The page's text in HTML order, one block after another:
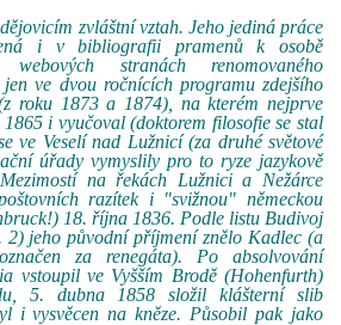
zvláštní vztah. Jeho jediná práce
i v bibliografii pramenů k osobě
stranách renomovaného
jen ve dvou ročnících programu zdejšího
roku 1873 a 1874), na kterém nejprve
i vyučoval (doktorem filosofie se stal
ve Veselí nad Lužnicí (za druhé světové
úřady vymyslily pro to ryze jazykově
Mezimostí na řekách Lužnici a Nežárce
razítek i "svižnou" německou
18. října 1836. Podle listu Budivoj
2) jeho původní příjmení znělo Kadlec (a
za renegáta). Po absolvování
vstoupil ve Vyšším Brodě (Hohenfurth)
5. dubna 1858 složil klášterní slib
i vysvěcen na kněze. Působil pak jako